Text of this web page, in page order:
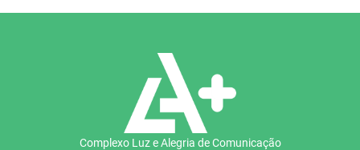
Complexo Luz e Alegria de Comunicação